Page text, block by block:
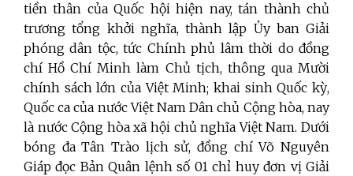
tiền thân của Quốc hội hiện nay, tán thành chủ
trương tổng khởi nghĩa, thành lập Ủy ban Giải
phóng dân tộc, tức Chính phủ lâm thời do đồng
chí Hồ Chí Minh làm Chủ tịch, thông qua Mười
chính sách lớn của Việt Minh; khai sinh Quốc kỳ,
Quốc ca của nước Việt Nam Dân chủ Cộng hòa, nay
là nước Cộng hòa xã hội chủ nghĩa Việt Nam. Dưới
bóng đa Tân Trào lịch sử, đồng chí Võ Nguyên
Giáp đọc Bản Quân lệnh số 01 chỉ huy đơn vị Giải